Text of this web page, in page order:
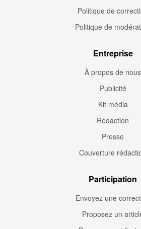
Politique de
Politique de
Entreprise
À propos de nous
Publicité
Kit média
Rédaction
Presse
Couverture
Participation
Envoyez une
Proposez un